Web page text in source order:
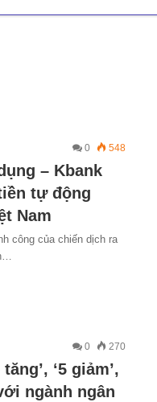
0 548
– Kbank
tự động
Nam
công của chiến dịch ra
0 270
‘5 giảm’,
ngành ngân